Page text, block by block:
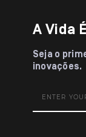
A Vida
Seja o
inovações.